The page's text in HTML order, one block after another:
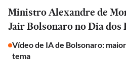
Ministro Alexandre de
Jair Bolsonaro no Dia dos
Vídeo de IA de Bolsonaro:
tema